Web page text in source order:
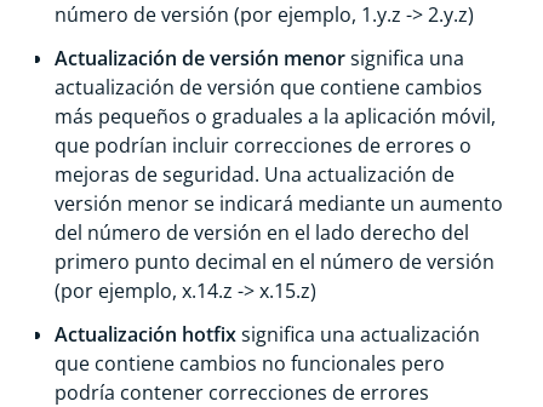
número de versión (por ejemplo, 1.y.z -> 2.y.z)
Actualización de versión menorsignifica una
actualización de versión que contiene cambios
más pequeños o graduales a la aplicación móvil,
que podrían incluir correcciones de errores o
mejoras de seguridad. Una actualización de
versión menor se indicará mediante un aumento
del número de versión en el lado derecho del
primero punto decimal en el número de versión
(por ejemplo, x.14.z -> x.15.z)
Actualización hotfixsignifica una actualización
que contiene cambios no funcionales pero
podría contener correcciones de errores